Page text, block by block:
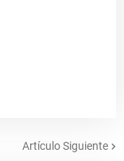
Artículo Siguiente